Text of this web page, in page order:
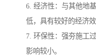
6. 经济性：与其他地
低，具有较好的经济效
7. 环保性：强夯施工
影响较小。